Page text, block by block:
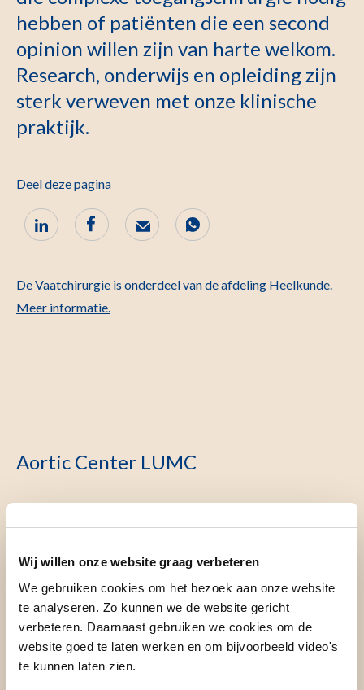
Wij willen onze website graag verbeteren
We gebruiken cookies om het bezoek aan onze website
te analyseren. Zo kunnen we de website gericht
verbeteren. Daarnaast gebruiken we cookies om de
website goed te laten werken en om bijvoorbeeld video's
te kunnen laten zien.
hebben of patiënten die een second
opinion willen zijn van harte welkom.
Research, onderwijs en opleiding zijn
sterk verweven met onze klinische
praktijk.
Deel deze pagina
De Vaatchirurgie is onderdeel van de afdeling Heelkunde.
Meer informatie.
Aortic Center LUMC
In het LUMC worden wekelijks patiënten behandeld met
in hart- en vaatheelkunde van het LUMC samen op het
gebied van onderzoek en behandeling van patiënten met
een probleem aan de aorta. Deze samenwerking heeft
geresulteerd in het tot stand komen van het Aortic Center
LUMC. Met de huidige samenwerking binnen het Aortic